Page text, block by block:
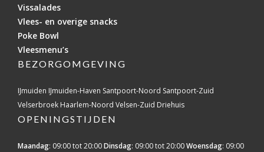
Vissalades
Vlees- en overige snacks
Poke Bowl
Vleesmenu’s
BEZORGOMGEVING
IJmuiden IJmuiden-Haven Santpoort-Noord Santpoort-Zuid
Velserbroek Haarlem-Noord Velsen-Zuid Driehuis
OPENINGSTIJDEN
Maandag: 09:00 tot 20:00Dinsdag: 09:00 tot 20:00Woensdag: 09:00